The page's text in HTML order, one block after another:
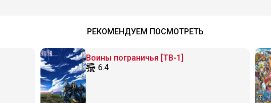
РЕКОМЕНДУЕМ ПОСМОТРЕТЬ
Воины пограничья [ТВ-1]
6.4